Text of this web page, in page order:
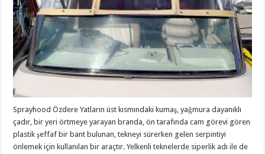
Sprayhood Özdere Yatların üst kısmındaki kumaş, yağmura dayanıklı
çadır, bir yeri örtmeye yarayan branda, ön tarafında cam görevi gören
plastik şeffaf bir bant bulunan, tekneyi sürerken gelen serpintiyi
önlemek için kullanılan bir araçtır. Yelkenli teknelerde siperlik adı ile de